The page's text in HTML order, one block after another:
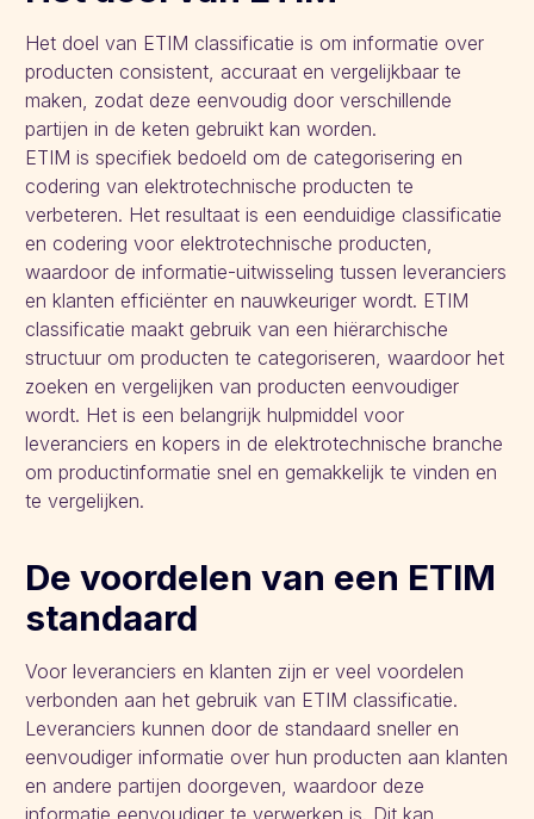
Het doel van ETIM classificatie is om informatie over
producten consistent, accuraat en vergelijkbaar te
maken, zodat deze eenvoudig door verschillende
partijen in de keten gebruikt kan worden.
ETIM is specifiek bedoeld om de categorisering en
codering van elektrotechnische producten te
verbeteren. Het resultaat is een eenduidige classificatie
en codering voor elektrotechnische producten,
waardoor de informatie-uitwisseling tussen leveranciers
en klanten efficiënter en nauwkeuriger wordt. ETIM
classificatie maakt gebruik van een hiërarchische
structuur om producten te categoriseren, waardoor het
zoeken en vergelijken van producten eenvoudiger
wordt. Het is een belangrijk hulpmiddel voor
leveranciers en kopers in de elektrotechnische branche
om productinformatie snel en gemakkelijk te vinden en
te vergelijken.
De voordelen van een ETIM
standaard
Voor leveranciers en klanten zijn er veel voordelen
verbonden aan het gebruik van ETIM classificatie.
Leveranciers kunnen door de standaard sneller en
eenvoudiger informatie over hun producten aan klanten
en andere partijen doorgeven, waardoor deze
informatie eenvoudiger te verwerken is. Dit kan